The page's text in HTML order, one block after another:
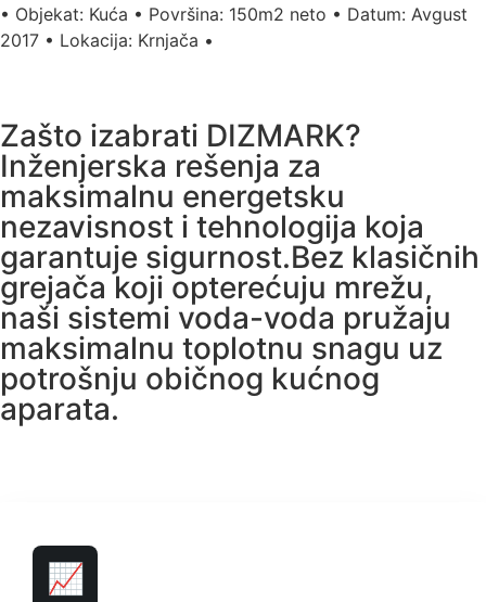
• Objekat: Kuća • Površina: 150m2 neto • Datum: Avgust
2017 • Lokacija: Krnjača •
Zašto izabrati DIZMARK?
Inženjerska rešenja za
maksimalnu energetsku
nezavisnost i tehnologija koja
garantuje sigurnost.Bez klasičnih
grejača koji opterećuju mrežu,
naši sistemi voda-voda pružaju
maksimalnu toplotnu snagu uz
potrošnju običnog kućnog
aparata.
📈